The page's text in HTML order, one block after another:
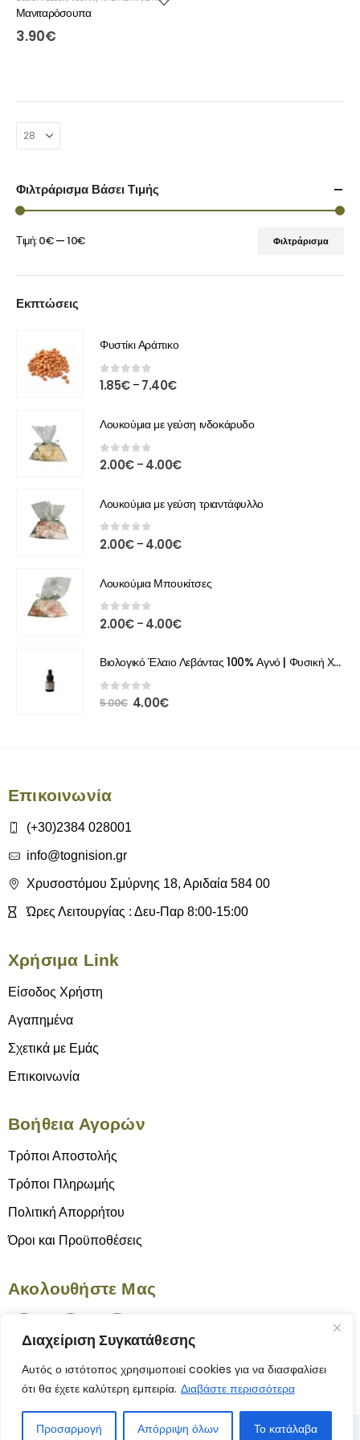
Διαχείριση Συγκατάθεσης
Αυτός ο ιστότοπος χρησιμοποιεί cookies για να διασφαλίσει
ότι θα έχετε καλύτερη εμπειρία. Διαβάστε περισσότερα
Προσαρμογή Απόρριψη όλων Το κατάλαβα
Μανιταρόσουπα
3.90€
Φιλτράρισμα Βάσει Τιμής
Φιλτράρισμα
Τιμή:0€—10€
Εκπτώσεις
Φυστίκι Αράπικο
0out of 5
1.85€ – 7.40€
Λουκούμια με γεύση ινδοκάρυδο
0 out of 5
2.00€ – 4.00€
Λουκούμια με γεύση τριαντάφυλλο
0 out of 5
2.00€ – 4.00€
Λουκούμια Μπουκίτσες
0 out of 5
2.00€ – 4.00€
Βιολογικό Έλαιο Λεβάντας 100% Αγνό | Φυσική Χαλάρωση & Περιποίηση
0 out of 5
5.00€ 4.00€
Επικοινωνία
(+30)2384 028001
info@tognision.gr
Χρυσοστόμου Σμύρνης 18, Αριδαία 584 00
Ώρες Λειτουργίας : Δευ-Παρ 8:00-15:00
Χρήσιμα Link
Είσοδος Χρήστη
Αγαπημένα
Σχετικά με Εμάς
Επικοινωνία
Βοήθεια Αγορών
Τρόποι Αποστολής
Τρόποι Πληρωμής
Πολιτική Απορρήτου
Όροι και Προϋποθέσεις
Ακολουθήστε Μας